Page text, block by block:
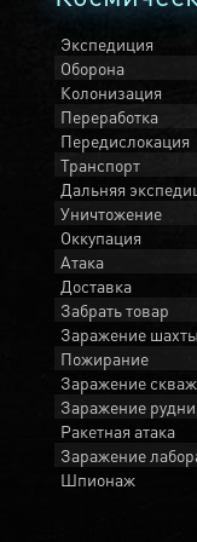
Экспедиция
Оборона
Колонизация
Переработка
Передислокация
Транспорт
Дальняя
Уничтожение
Оккупация
Атака
Доставка
Забрать товар
Заражение
Пожирание
Заражение
Заражение
Ракетная атака
Заражение
Шпионаж